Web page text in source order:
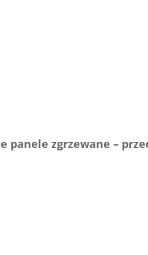
panele zgrzewane –